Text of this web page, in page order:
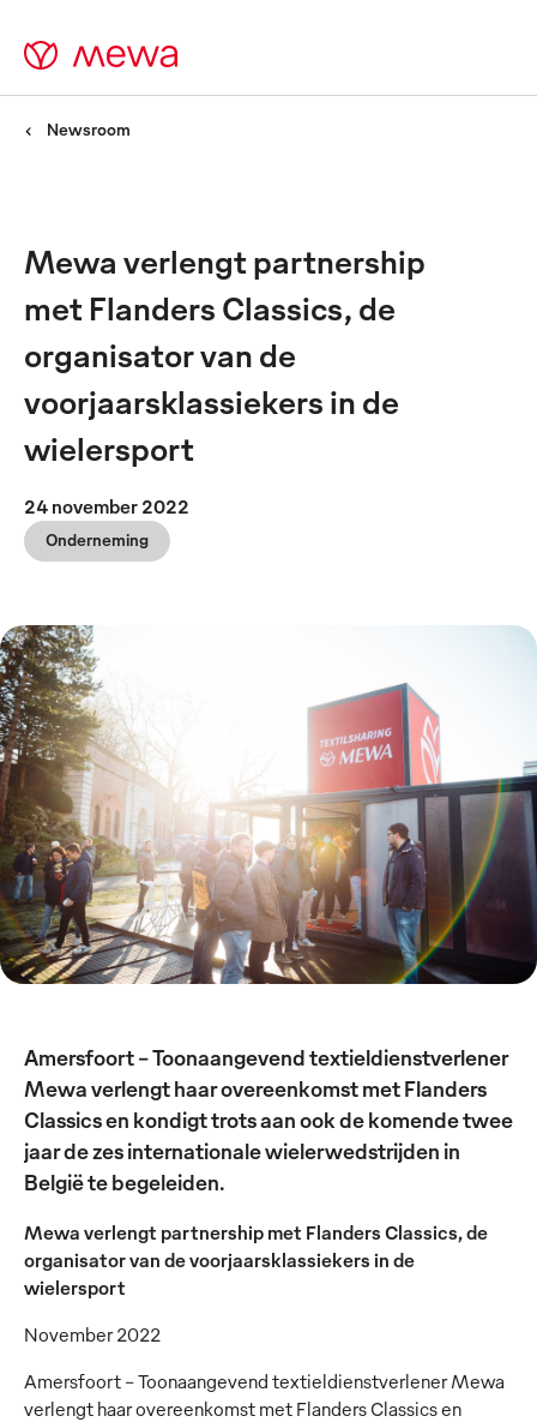
Newsroom
Mewa verlengt partnership
met Flanders Classics, de
organisator van de
voorjaarsklassiekers in de
wielersport
24 november 2022
Onderneming
Amersfoort - Toonaangevend textieldienstverlener
Mewa verlengt haar overeenkomst met Flanders
Classics en kondigt trots aan ook de komende twee
jaar de zes internationale wielerwedstrijden in
België te begeleiden.
Mewa verlengt partnership met Flanders Classics, de
organisator van de voorjaarsklassiekers in de
wielersport
November 2022
Amersfoort - Toonaangevend textieldienstverlener Mewa
verlengt haar overeenkomst met Flanders Classics en